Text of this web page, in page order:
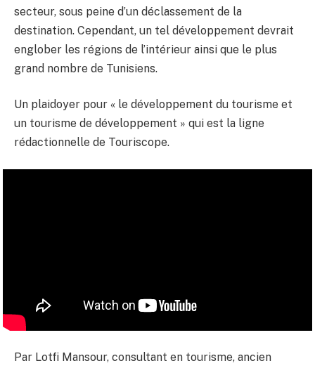
secteur, sous peine d’un déclassement de la
destination. Cependant, un tel développement devrait
englober les régions de l’intérieur ainsi que le plus
grand nombre de Tunisiens.
Un plaidoyer pour « le développement du tourisme et
un tourisme de développement » qui est la ligne
rédactionnelle de Touriscope.
Par Lotfi Mansour, consultant en tourisme, ancien